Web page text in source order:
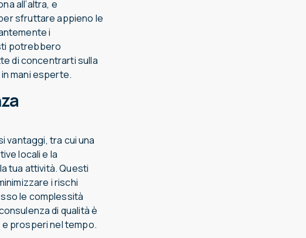
all’altra, e
sfruttare appieno le
i
potrebbero
di concentrarti sulla
mani esperte.
vantaggi, tra cui una
locali e la
tua attività. Questi
i rischi
le complessità
di qualità è
prosperi nel tempo.